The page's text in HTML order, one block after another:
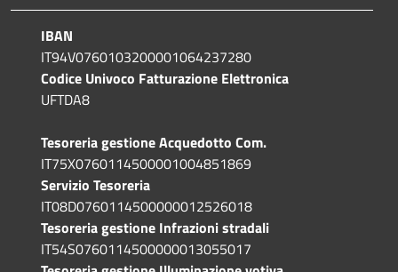
IBAN
IT94V0760103200001064237280
Codice Univoco Fatturazione Elettronica
UFTDA8
Tesoreria gestione Acquedotto Com.
IT75X0760114500001004851869
Servizio Tesoreria
IT08D0760114500000012526018
Tesoreria gestione Infrazioni stradali
IT54S0760114500000013055017